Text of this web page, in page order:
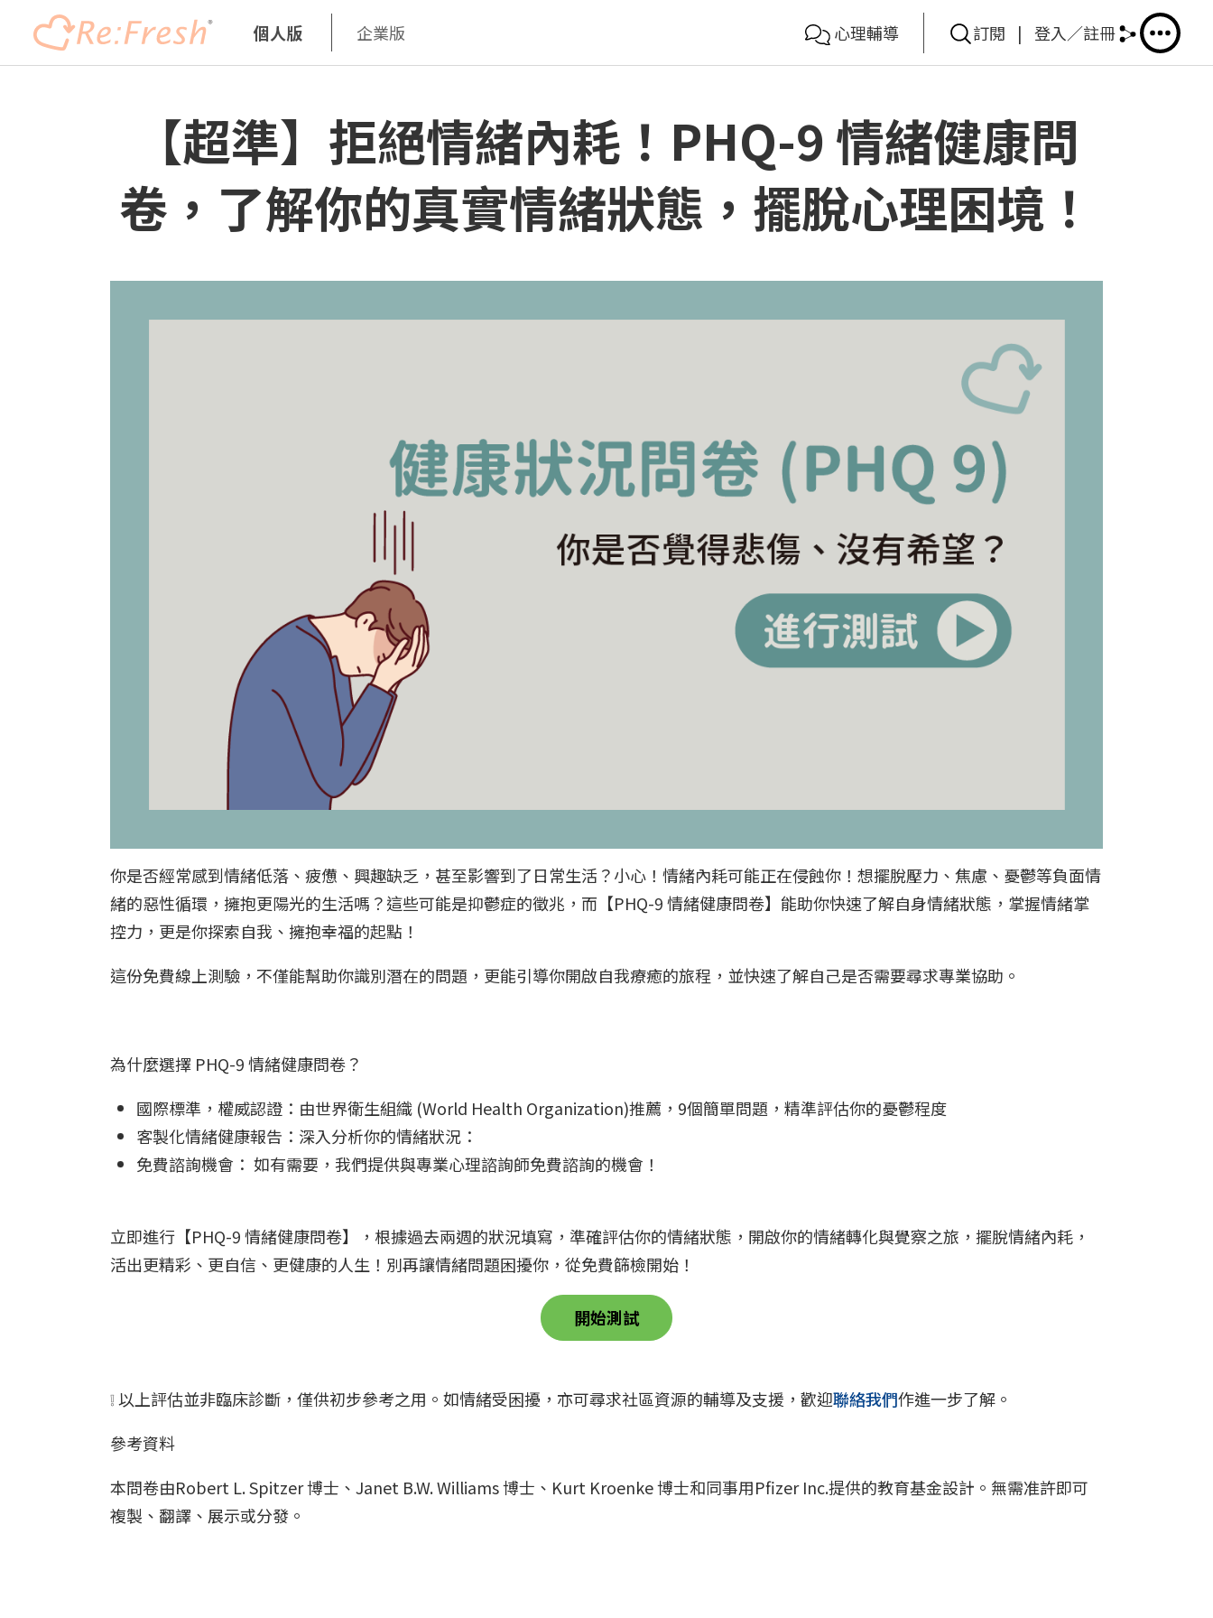
個人版 企業版 心理輔導 訂閱 | 登入／註冊
【超準】拒絕情緒內耗！PHQ-9 情緒健康問
卷，了解你的真實情緒狀態，擺脫心理困境！
你是否經常感到情緒低落、疲憊、興趣缺乏，甚至影響到了日常生活？小心！情緒內耗可能正在侵蝕你！想擺脫壓力、焦慮、憂鬱等負面情
緒的惡性循環，擁抱更陽光的生活嗎？這些可能是抑鬱症的徵兆，而【PHQ-9 情緒健康問卷】能助你快速了解自身情緒狀態，掌握情緒掌
控力，更是你探索自我、擁抱幸福的起點！
這份免費線上測驗，不僅能幫助你識別潛在的問題，更能引導你開啟自我療癒的旅程，並快速了解自己是否需要尋求專業協助。
為什麼選擇 PHQ-9 情緒健康問卷？
國際標準，權威認證：由世界衛生組織 (World Health Organization)推薦，9個簡單問題，精準評估你的憂鬱程度
客製化情緒健康報告：深入分析你的情緒狀況：
免費諮詢機會： 如有需要，我們提供與專業心理諮詢師免費諮詢的機會！
立即進行【PHQ-9 情緒健康問卷】，根據過去兩週的狀況填寫，準確評估你的情緒狀態，開啟你的情緒轉化與覺察之旅，擺脫情緒內耗，
活出更精彩、更自信、更健康的人生！別再讓情緒問題困擾你，從免費篩檢開始！
開始測試
❕ 以上評估並非臨床診斷，僅供初步參考之用。如情緒受困擾，亦可尋求社區資源的輔導及支援，歡迎聯絡我們作進一步了解。
參考資料
本問卷由Robert L. Spitzer 博士、Janet B.W. Williams 博士、Kurt Kroenke 博士和同事用Pfizer Inc.提供的教育基金設計。無需准許即可
複製、翻譯、展示或分發。